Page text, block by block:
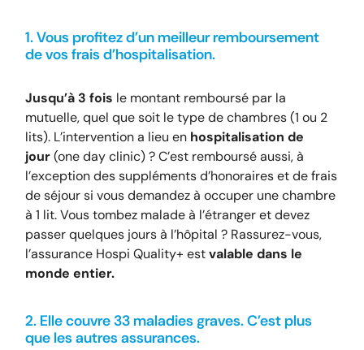
1. Vous profitez d’un meilleur remboursement
de vos frais d’hospitalisation.
Jusqu’à 3 fois le montant remboursé par la
mutuelle, quel que soit le type de chambres (1 ou 2
lits). L’intervention a lieu en hospitalisation de
jour(one day clinic) ? C’est remboursé aussi, à
l’exception des suppléments d’honoraires et de frais
de séjour si vous demandez à occuper une chambre
à 1 lit. Vous tombez malade à l’étranger et devez
passer quelques jours à l’hôpital ? Rassurez-vous,
l’assurance Hospi Quality+ estvalable dans le
monde entier.
2. Elle couvre 33 maladies graves. C’est plus
que les autres assurances.